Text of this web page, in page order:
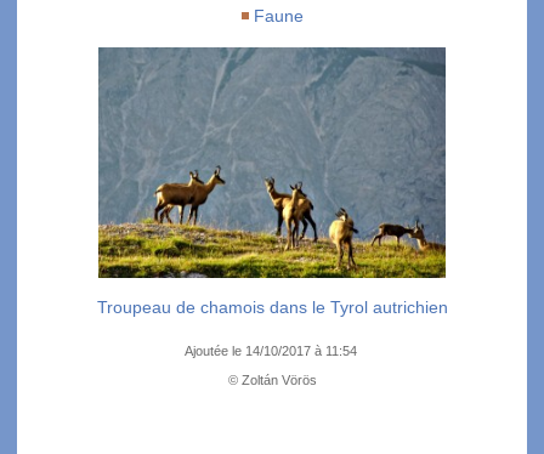
Faune
Troupeau de chamois dans le Tyrol autrichien
Ajoutée le 14/10/2017 à 11:54
© Zoltán Vörös